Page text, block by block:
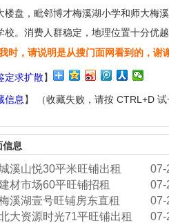
楼盘，毗邻博才梅溪湖小学和师大梅
校。消费人群稳定，地理位置十分优
时，请说明是从搜门面网看到的，谢
定求扩散】
信息 】 （收藏失败，请按 CTRL+D 试
信息
溪山悦30平米旺铺出租 07-
材市场60平旺铺招租 07-
溪湖壹号旺铺房东直租 07-
大资源时光71平旺铺出租 07-